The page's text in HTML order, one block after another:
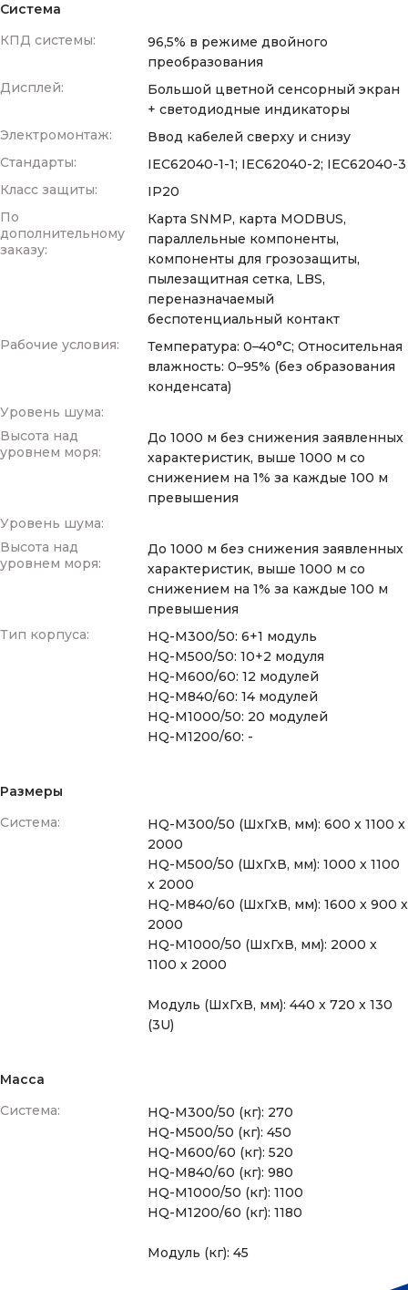
Система
КПД системы:
96,5% в режиме двойного
преобразования
Дисплей:
Большой цветной сенсорный экран
+ светодиодные индикаторы
Электромонтаж:
Ввод кабелей сверху и снизу
Стандарты:
IEC62040-1-1; IEC62040-2; IEC62040-3
Класс защиты:
IP20
По
дополнительному
заказу:
Карта SNMP, карта MODBUS,
параллельные компоненты,
компоненты для грозозащиты,
пылезащитная сетка, LBS,
переназначаемый
беспотенциальный контакт
Рабочие условия:
Температура: 0–40°C; Относительная
влажность: 0–95% (без образования
конденсата)
Уровень шума:
Высота над
уровнем моря:
До 1000 м без снижения заявленных
характеристик, выше 1000 м со
снижением на 1% за каждые 100 м
превышения
Уровень шума:
Высота над
уровнем моря:
До 1000 м без снижения заявленных
характеристик, выше 1000 м со
снижением на 1% за каждые 100 м
превышения
Тип корпуса:
HQ-M300/50: 6+1 модуль
HQ-M500/50: 10+2 модуля
HQ-M600/60: 12 модулей
HQ-M840/60: 14 модулей
HQ-M1000/50: 20 модулей
HQ-M1200/60: -
Размеры
Система:
HQ-M300/50 (ШхГхВ, мм): 600 x 1100 x
2000
HQ-M500/50 (ШхГхВ, мм): 1000 x 1100
x 2000
HQ-M840/60 (ШхГхВ, мм): 1600 x 900 x
2000
HQ-M1000/50 (ШхГхВ, мм): 2000 x
1100 x 2000
Модуль (ШхГхВ, мм): 440 x 720 x 130
(3U)
Масса
Система:
HQ-M300/50 (кг): 270
HQ-M500/50 (кг): 450
HQ-M600/60 (кг): 520
HQ-M840/60 (кг): 980
HQ-M1000/50 (кг): 1100
HQ-M1200/60 (кг): 1180
Модуль (кг): 45